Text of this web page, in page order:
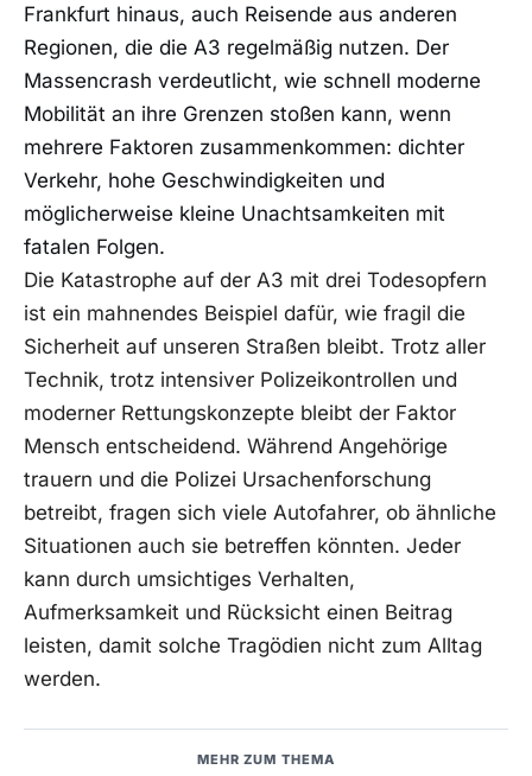
Frankfurt hinaus, auch Reisende aus anderen
Regionen, die die A3 regelmäßig nutzen. Der
Massencrash verdeutlicht, wie schnell moderne
Mobilität an ihre Grenzen stoßen kann, wenn
mehrere Faktoren zusammenkommen: dichter
Verkehr, hohe Geschwindigkeiten und
möglicherweise kleine Unachtsamkeiten mit
fatalen Folgen.
Die Katastrophe auf der A3 mit drei Todesopfern
ist ein mahnendes Beispiel dafür, wie fragil die
Sicherheit auf unseren Straßen bleibt. Trotz aller
Technik, trotz intensiver Polizeikontrollen und
moderner Rettungskonzepte bleibt der Faktor
Mensch entscheidend. Während Angehörige
trauern und die Polizei Ursachenforschung
betreibt, fragen sich viele Autofahrer, ob ähnliche
Situationen auch sie betreffen könnten. Jeder
kann durch umsichtiges Verhalten,
Aufmerksamkeit und Rücksicht einen Beitrag
leisten, damit solche Tragödien nicht zum Alltag
werden.
MEHR ZUM THEMA